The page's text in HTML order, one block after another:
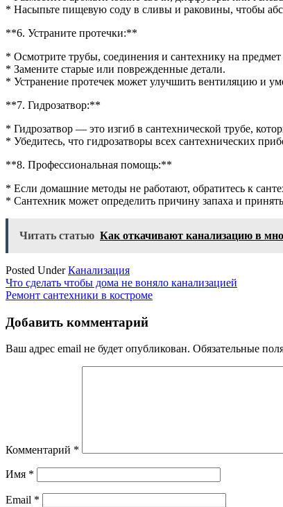
* Насыпьте пищевую соду в сливы и раковины, чтобы
**6. Устраните протечки:**
* Осмотрите трубы, соединения и сантехнику на предмет
* Замените старые или поврежденные детали.
* Устранение протечек может улучшить вентиляцию и
**7. Гидрозатвор:**
* Гидрозатвор — это изгиб в сантехнической трубе,
* Убедитесь, что гидрозатворы всех сантехнических
**8. Профессиональная помощь:**
* Если домашние методы не работают, обратитесь к
* Сантехник может определить причину запаха и
Читать статью Как откачивают канализацию в
Posted UnderКанализация
Навигация
по
записям
Что сделать чтобы дома не воняло канализацией
Ремонт сантехники в костроме
Добавить комментарий
Ваш адрес email не будет опубликован. Обязательные
Комментарий *
Имя *
Email *